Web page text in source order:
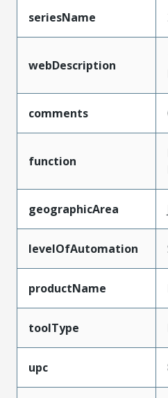
seriesName
webDescription
comments
function
geographicArea
levelOfAutomation
productName
toolType
upc